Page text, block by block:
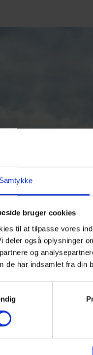
Samtykke
bruger cookies
til at tilpasse vores
deler også oplysninger
og
de har indsamlet fra din